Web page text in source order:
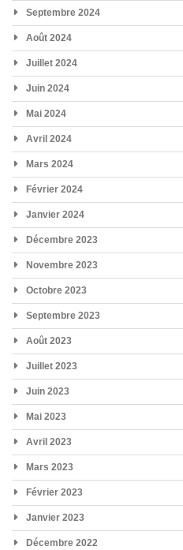
Septembre 2024
Août 2024
Juillet 2024
Juin 2024
Mai 2024
Avril 2024
Mars 2024
Février 2024
Janvier 2024
Décembre 2023
Novembre 2023
Octobre 2023
Septembre 2023
Août 2023
Juillet 2023
Juin 2023
Mai 2023
Avril 2023
Mars 2023
Février 2023
Janvier 2023
Décembre 2022